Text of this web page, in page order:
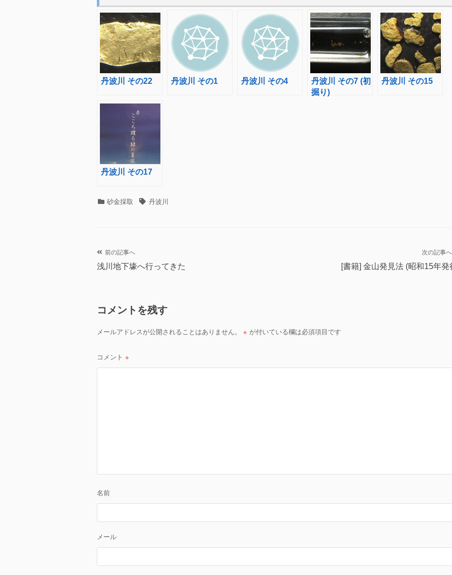
丹波川 その22 丹波川 その1 丹波川 その4
丹波川 その7 (初
掘り)
丹波川 その15
丹波川 その17
カ 砂金採取
タ 丹波川
投
ビ
ゲ
ー
前の記事へ
浅川地下壕へ行ってきた
次の記事へ
[書籍] 金山発見法 (昭和15年発
コメントを残す
メールアドレスが公開されることはありません。 ※ が付いている欄は必須項目です
コメント ※
名前
メール